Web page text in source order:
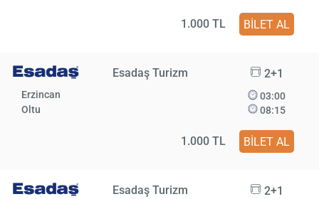
1.000 TL BİLET AL
Esadaş Turizm 2+1
Erzincan
Oltu
03:00
08:15
1.000 TL BİLET AL
Esadaş Turizm 2+1